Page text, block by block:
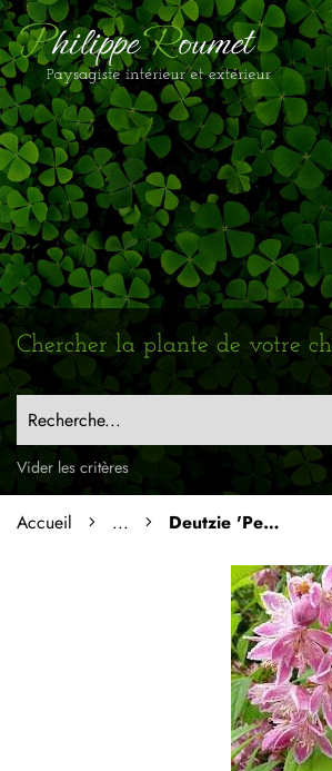
Chercher la plante de votre
Recherche...
Vider les critères
Accueil ... Deutzie 'Perle rose'